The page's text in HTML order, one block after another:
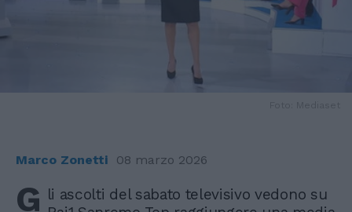
Marco Zonetti 08 marzo 2026
G li ascolti del sabato televisivo vedono su